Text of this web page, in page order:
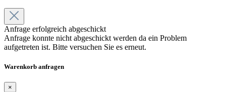
Anfrage erfolgreich abgeschickt
Anfrage konnte nicht abgeschickt werden da ein Problem
aufgetreten ist. Bitte versuchen Sie es erneut.
Warenkorb anfragen
×